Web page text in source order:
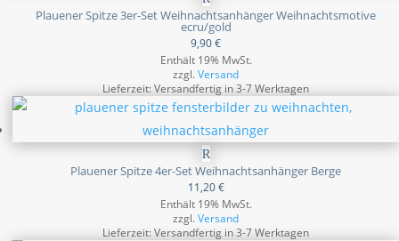
Plauener Spitze 3er-Set Weihnachtsanhänger Weihnachtsmotive
ecru/gold
9,90€
Enthält 19% MwSt.
zzgl.Versand
Lieferzeit: Versandfertig in 3-7 Werktagen
Plauener Spitze 4er-Set Weihnachtsanhänger Berge
11,20€
Enthält 19% MwSt.
zzgl.Versand
Lieferzeit: Versandfertig in 3-7 Werktagen